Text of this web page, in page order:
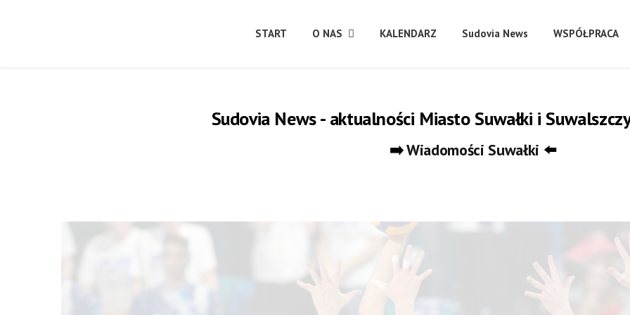
START O NAS KALENDARZ Sudovia News WSPÓŁPRACA
Sudovia News - aktualności Miasto Suwałki i
➡️Wiadomości Suwałki ⬅️